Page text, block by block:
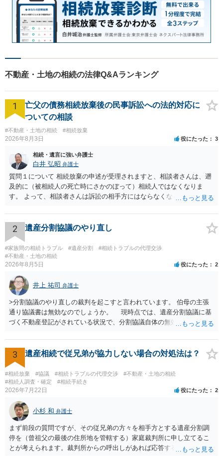
不動産・土地の相続の法律Q&Aランキング
1
亡父の債務相続放棄後の民事訴訟への法的対応に
ついての相談
#不動産・土地の相続 #相続放棄
2026年8月3日 役にたった 3
相続・遺言に強い弁護士
白井 弘昭 弁護士
質問１について 相続放棄の申述が受理されますと、相談者さんは、遡
及的に（被相続人の死亡時にさかのぼって）相続人ではなくなりま
す。 よって、相談者さんは訴訟の相手方にはならなくなるので（明け
理証明を家庭裁判所で取得し、コピーを答弁書に添えて裁判所に提出
してください。 質問２について 請求棄却を求める答弁書を提出すれ
ば、第１回期日は出席する必要がありません。その日は差支え（用事
があり出席できない）との記載で十分です。 質問３について 弁護士で
はないので、ｍｉｎｔｓでの提出の必要は無いと思います。郵送（期
限までに届けばよい）で十分です。 詳細は、書面記載の裁判所書記官
にお問い合わせください。 以上、ご参考まで。
2 遺産分割協議のやり直し
#家族間の相続トラブル #遺産分割
#相続トラブルの代理交渉
#不動産・土地の相続
2026年8月5日 役にたった 2
井上 祐司 弁護士
>分割協議のやり直しの裁判を起こすと言われています。 伯母の主張
通り協議書は無効なのでしょうか。 現時点では、遺産分割協議に基
づく不動産登記がされている状況で、分割協議自体の無効を裁判所が
方の訴訟の主張及び立証次第ですが、 ・御祖母様の認知能力に関する
医師の意見書、筆跡鑑定 が提出されればその効力が否定される可能性
はありますが、 ・伯母様自身が分割協議に加わっていること ・御祖母
様の意に反する遺産分割協議を行う実益が誰にあったかの立証が困難
であること からすると、実際に遺産分割協議の効力が否定される可能
性はそれほど高くない（立証のハードルは非常に高い）ということが
言えると思います。
3 遺産相続で従兄弟が協力しない場合の対処法は？
#相続放棄 #協議 #相続トラブルの代理交渉
#不動産・土地の相続
#相続人調査・確定
#相続手続き
2026年7月22日 役にたった 2
小杉 和 弁護士
まず前段の質問ですが、その従兄弟の方々を相手方とする遺産分割調
停を（曾祖父の最後の住所地を管轄する）家庭裁判所に申し立てるこ
とが考えられます。裁判所からの呼出しがあれば応答する可能性がま